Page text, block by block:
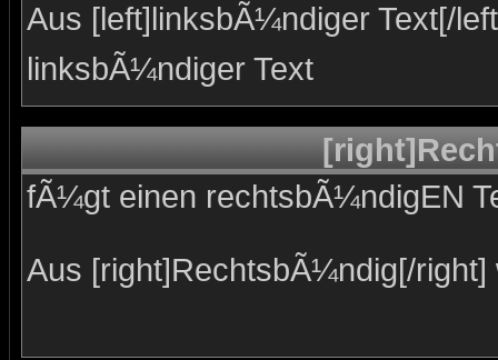
Aus [left]linksbÃ¼ndiger Text[/
linksbÃ¼ndiger Text
fÃ¼gt einen rechtsbÃ¼ndigEN
Aus [right]RechtsbÃ¼ndig[/right]